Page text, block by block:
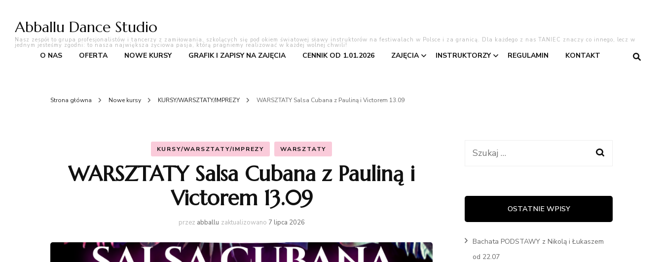
Abballu Dance Studio
Nasz zespół to grupa profesjonalistów i tancerzy z zamiłowania, szkolących się pod okiem światowej sławy instruktorów na festiwalach w Polsce i za granicą. Dla każdego z nas TANIEC znaczy co innego, lecz w
jednym jesteśmy zgodni: to nasza największa życiowa pasja, którą pragniemy realizować w każdej wolnej chwili!
O NAS OFERTA NOWE KURSY GRAFIK I ZAPISY NA ZAJĘCIA CENNIK OD 1.01.2026 ZAJĘCIA
Pierwszy taniec
Taniec towarzyski
Latino
INSTRUKTORZY
Lajla
Oliwia
Marcin
REGULAMIN KONTAKT
Strona główna Nowe kursy KURSY/WARSZTATY/IMPREZY WARSZTATY Salsa Cubana z Pauliną i Victorem 13.09
KURSY/WARSZTATY/IMPREZY WARSZTATY
WARSZTATY Salsa Cubana z Pauliną i
Victorem 13.09
przez abballu zaktualizowano 7 lipca 2026
Szukaj:
OSTATNIE WPISY
Bachata PODSTAWY z Nikolą i Łukaszem
od 22.07